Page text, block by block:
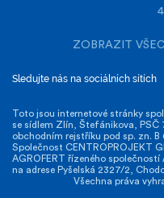
ZOBRAZIT
Sledujte nás na sociálních sítích
Toto jsou internetové stránky
se sídlem Zlín, Štefánikova, PSČ
obchodním rejstříku pod sp. zn. B
Společnost CENTROPROJEKT
AGROFERT řízeného společností
na adrese Pyšelská 2327/2,
Všechna práva